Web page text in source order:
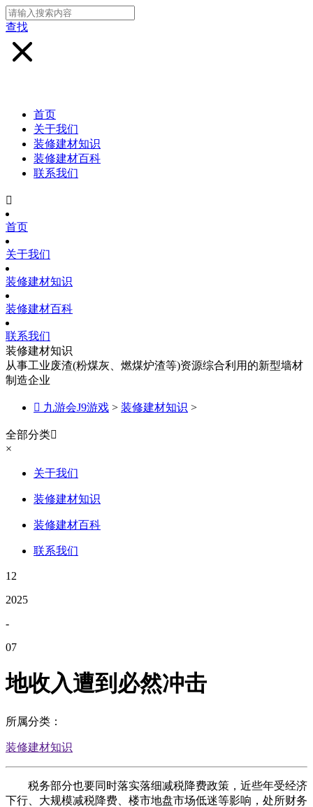
查找
首页
关于我们
装修建材知识
装修建材百科
联系我们

首页
关于我们
装修建材知识
装修建材百科
联系我们
装修建材知识
从事工业废渣(粉煤灰、燃煤炉渣等)资源综合利用的新型墙材
制造企业
 九游会J9游戏 > 装修建材知识 >
全部分类
×
关于我们
装修建材知识
装修建材百科
联系我们
12
2025
-
07
地收入遭到必然冲击
所属分类：
装修建材知识
税务部分也要同时落实落细减税降费政策，近些年受经济
下行、大规模减税降费、楼市地盘市场低迷等影响，处所财务